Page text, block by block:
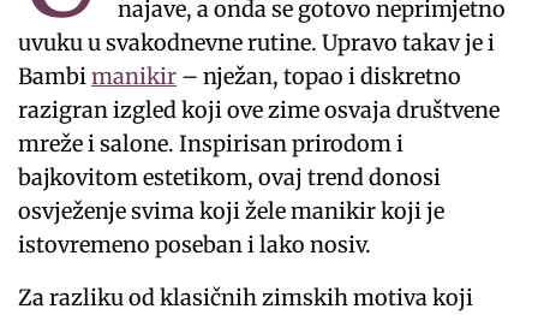
najave, a onda se gotovo neprimjetno
uvuku u svakodnevne rutine. Upravo takav je i
Bambimanikir – nježan, topao i diskretno
razigran izgled koji ove zime osvaja društvene
mreže i salone. Inspirisan prirodom i
bajkovitom estetikom, ovaj trend donosi
osvježenje svima koji žele manikir koji je
istovremeno poseban i lako nosiv.
Za razliku od klasičnih zimskih motiva koji